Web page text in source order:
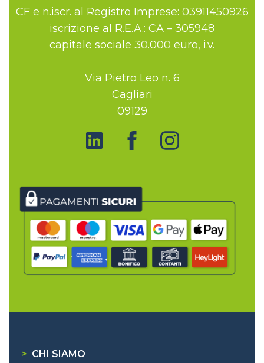
CF e n.iscr. al Registro Imprese: 03911450926
iscrizione al R.E.A.: CA – 305948
capitale sociale 30.000 euro, i.v.
Via Pietro Leo n. 6
Cagliari
09129
> CHI SIAMO